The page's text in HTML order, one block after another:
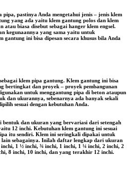
pipa, pastinya Anda mengetahui jenis – jenis klem
yang ada yaitu klem gantung polos dan klem
biasa disebut sebagai hanger klem engsel.
kegunaannya yang sama yaitu untuk
gantung ini bisa dipesan secara khusus bila Anda
klem pipa gantung. Klem gantung ini bisa
bertingkat dan proyek – proyek pembangunan
untuk menggantung pipa di beton ataupun
dan ukurannya, sebenarnya ada banyak sekali
sesuai dengan kebutuhan Anda.
dan ukuran yang bervariasi dari setengah
12 inchi. Kebutuhan klem gantung ini sesuai
itu sendiri. Klem ini seringkali dipakai untuk
sebagainya. Inilah daftar lengkap dari ukuran
1 ½ inchi, ¾ inchi, 1 inchi, 1 ¼ inchi, 2 inchi, 2
8 inchi, 10 inchi, dan yang terakhir 12 inchi.